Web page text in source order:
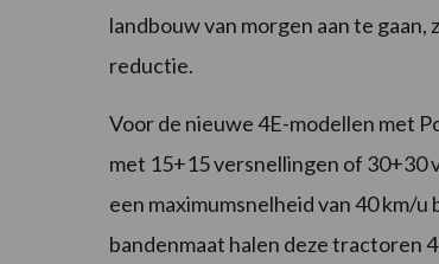
landbouw van morgen aan te
reductie.
Voor de nieuwe 4E-modellen met
met 15+15 versnellingen of 30+30
een maximumsnelheid van 40 km/
bandenmaat halen deze tractoren